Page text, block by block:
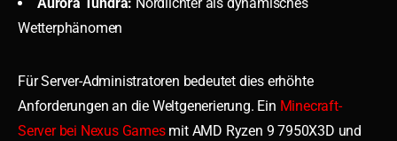
Wetterphänomen
Für Server-Administratoren bedeutet dies erhöhte
Anforderungen an die Weltgenerierung. Ein Minecraft-
Server bei Nexus Gamesmit AMD Ryzen 9 7950X3D und